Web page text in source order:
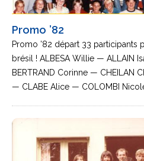
Promo ’82
Promo ’82 départ 33 participants
brésil ! ALBESA Willie — ALLAIN
BERTRAND Corinne — CHEILAN
— CLABE Alice — COLOMBI